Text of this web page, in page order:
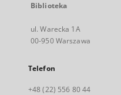
Biblioteka
ul. Warecka 1A
00-950 Warszawa
Telefon
+48 (22) 556 80 44